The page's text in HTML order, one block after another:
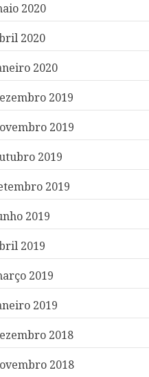
2020
2020
2020
2019
2019
2019
2019
2019
2019
2019
2019
2018
2018